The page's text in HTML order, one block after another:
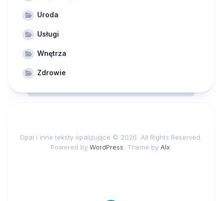
Uroda
Usługi
Wnętrza
Zdrowie
Opal i inne teksty opalizujące © 2026. All Rights Reserved.
Powered by WordPress . Theme by Alx